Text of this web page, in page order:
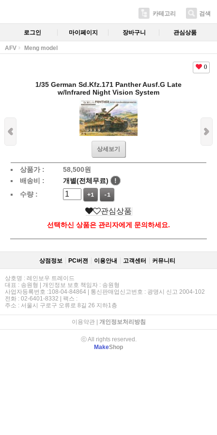
카테고리 검색
로그인 마이페이지 장바구니 관심상품
AFV Meng model
0
1/35 German Sd.Kfz.171 Panther Ausf.G Late
w/Infrared Night Vision System
상세보기
상품가 : 58,500원
배송비 :
개별(전체무료)
!
수량 :
+1 -1
관심상품
선택하신 상품은 관리자에게 문의하세요.
상점정보 PC버젼 이용안내 고객센터 커뮤니티
상호명 : 레인보우 트레이드
대표 : 송원형 | 개인정보 보호 책임자 : 송원형
사업자등록번호 :108-04-84864 | 통신판매업신고번호 : 광명시 신고 2004-102
전화 : 02-6401-8332 | 팩스 :
주소 : 서울시 구로구 오류로 8길 26 지하1층
이용약관| 개인정보처리방침
ⓒ All rights reserved.
MakeShop